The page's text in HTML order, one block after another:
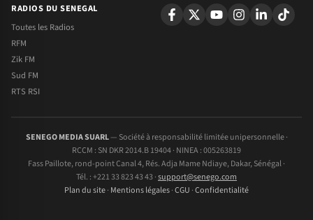
RADIOS DU SENEGAL
Toutes les Radios
RFM
Zik FM
Sud FM
RTS RSI
SENEGO MEDIA SUARL— Société à responsabilité limitée unipersonnelle ·
RCCM : SN DKR 2014.B 19404 · NINEA : 005263819
Fass Paillote, rond-point Canal 4, Rés. Adja Mame Ndiaye, Dakar, Sénégal ·
Tél. : +221 33 823 43 43 ·support@senego.com
Plan du site· Mentions légales·CGU ·Confidentialité